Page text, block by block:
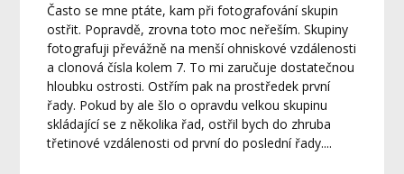
Často se mne ptáte, kam při fotografování skupin
ostřit. Popravdě, zrovna toto moc neřeším. Skupiny
fotografuji převážně na menší ohniskové vzdálenosti
a clonová čísla kolem 7. To mi zaručuje dostatečnou
hloubku ostrosti. Ostřím pak na prostředek první
řady. Pokud by ale šlo o opravdu velkou skupinu
skládající se z několika řad, ostřil bych do zhruba
třetinové vzdálenosti od první do poslední řady....